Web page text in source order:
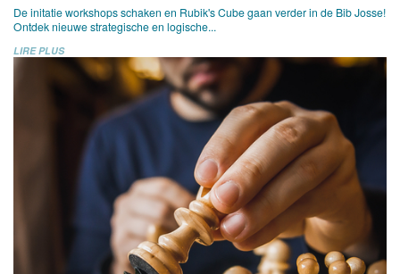
De initatie workshops schaken en Rubik's Cube gaan verder in de Bib Josse!
Ontdek nieuwe strategische en logische...
LIRE PLUS